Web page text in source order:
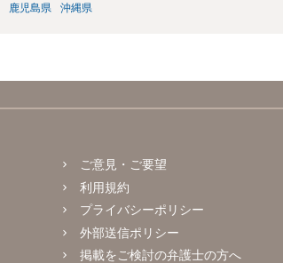
鹿児島県 沖縄県
ご意見・ご要望
利用規約
プライバシーポリシー
外部送信ポリシー
掲載をご検討の弁護士の方へ